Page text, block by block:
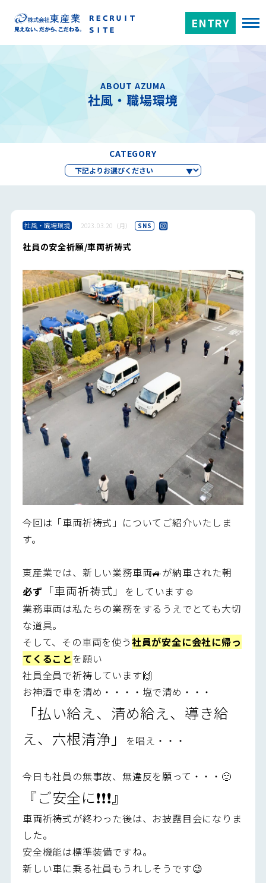
ENTRY
ABOUT AZUMA
社風・職場環境
CATEGORY
社風・職場環境 2023.03.20（月） SNS
社員の安全祈願/車両祈祷式
今回は「車両祈祷式」についてご紹介いたしま
す。
東産業では、新しい業務車両🚙が納車された朝
必ず 「車両祈祷式」
をしています☺️
業務車両は私たちの業務をするうえでとても大切
な道具。
そして、その車両を使う社員が安全に会社に帰っ
てくること を願い
社員全員で祈祷しています🙌
お神酒で車を清め・・・・塩で清め・・・
「払い給え、清め給え、導き給
え、六根清浄」
を唱え・・・
今日も社員の無事故、無違反を願って・・・🙂
『ご安全に❗❗❗』
車両祈祷式が終わった後は、お披露目会になりま
した。
安全機能は標準装備ですね。
新しい車に乗る社員もうれしそうです😉